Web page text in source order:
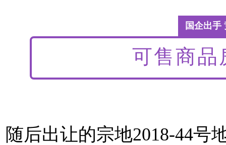
国企出手
可售商品
随后出让的宗地2018-44号